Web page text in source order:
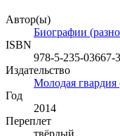
Автор(ы)
Биографии
ISBN
978-5-235-03667-3
Издательство
Молодая
Год
2014
Переплет
твёрдый